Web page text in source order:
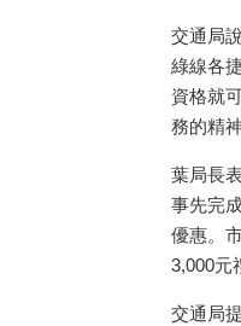
交通局
綠線各
資格就
務的精神
葉局長
事先完
優惠。
3,000元
交通局